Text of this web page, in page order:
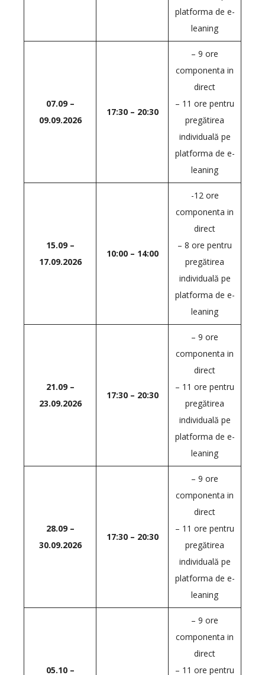
platforma de e-
leaning
07.09 –
09.09.2026
17:30 – 20:30
– 9 ore
componenta in
direct
– 11 ore pentru
pregătirea
individuală pe
platforma de e-
leaning
15.09 –
17.09.2026
10:00 – 14:00
-12 ore
componenta in
direct
– 8 ore pentru
pregătirea
individuală pe
platforma de e-
leaning
21.09 –
23.09.2026
17:30 – 20:30
– 9 ore
componenta in
direct
– 11 ore pentru
pregătirea
individuală pe
platforma de e-
leaning
28.09 –
30.09.2026
17:30 – 20:30
– 9 ore
componenta in
direct
– 11 ore pentru
pregătirea
individuală pe
platforma de e-
leaning
05.10 –
– 9 ore
componenta in
direct
– 11 ore pentru